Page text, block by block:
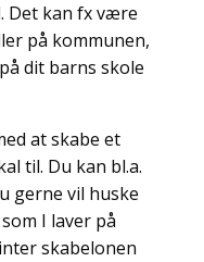
Det kan fx være
på kommunen,
dit barns skole
at skabe et
til. Du kan bl.a.
gerne vil huske
I laver på
skabelonen